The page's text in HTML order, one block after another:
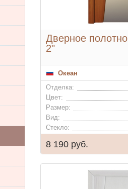
Дверное
2"
Океан
Отделка:
Цвет:
Размер:
Вид:
Стекло:
8 190 руб.